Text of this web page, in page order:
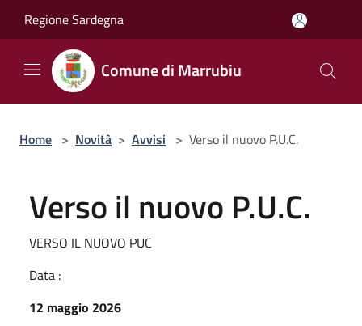
Regione Sardegna
Comune di Marrubiu
Home > Novità > Avvisi > Verso il nuovo P.U.C.
Verso il nuovo P.U.C.
VERSO IL NUOVO PUC
Data :
12 maggio 2026